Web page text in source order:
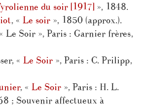
du soir [1917] », 1848.
, « Le soir », 1850 (approx.).
Le Soir », Paris : Garnier frères,
« Le Soir », Paris : C. Prilipp,
, « Le Soir », Paris : H. L.
; Souvenir affectueux à